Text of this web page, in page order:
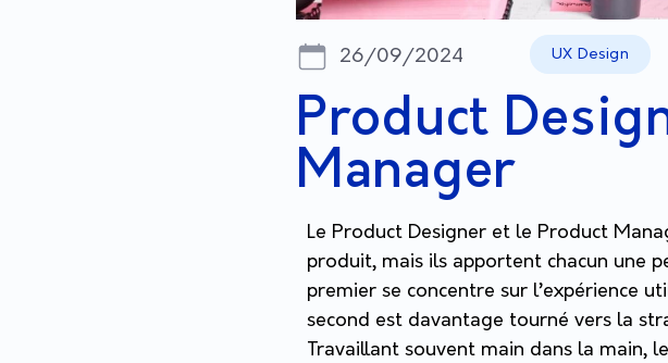
26/09/2024 UX Design
Product
Manager
Le Product Designer et le Product
produit, mais ils apportent chacun une
premier se concentre sur l’expérience
second est davantage tourné vers la
Travaillant souvent main dans la main,